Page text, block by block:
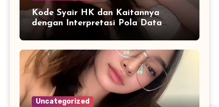
Kode Syair HK dan Kaitannya
dengan Interpretasi Pola Data
Uncategorized